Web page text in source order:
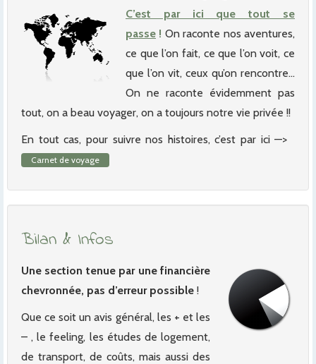
C’est par ici que tout se
passe ! On raconte nos aventures,
ce que l’on fait, ce que l’on voit, ce
que l’on vit, ceux qu’on rencontre…
On ne raconte évidemment pas
tout, on a beau voyager, on a toujours notre vie privée !!
En tout cas, pour suivre nos histoires, c’est par ici —>
Carnet de voyage
Bilan & Infos
Une section tenue par une financière
chevronnée, pas d’erreur possible !
Que ce soit un avis général, les + et les
– , le feeling, les études de logement,
de transport, de coûts, mais aussi des